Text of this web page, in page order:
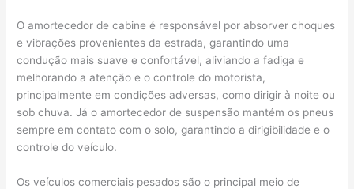
O amortecedor de cabine é responsável por absorver choques
e vibrações provenientes da estrada, garantindo uma
condução mais suave e confortável, aliviando a fadiga e
melhorando a atenção e o controle do motorista,
principalmente em condições adversas, como dirigir à noite ou
sob chuva. Já o amortecedor de suspensão mantém os pneus
sempre em contato com o solo, garantindo a dirigibilidade e o
controle do veículo.
Os veículos comerciais pesados são o principal meio de